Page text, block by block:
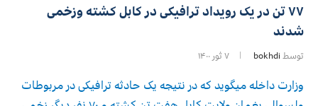
۷۷ تن در یک رویداد ترافیکی در کابل کشته وزخمی
شدند
توسط bokhdi ۷ ثور ۱۴۰۰
وزارت داخله‌ میگوید که در نتیجه‌ یک حادثه ترافیکی در مربوطات